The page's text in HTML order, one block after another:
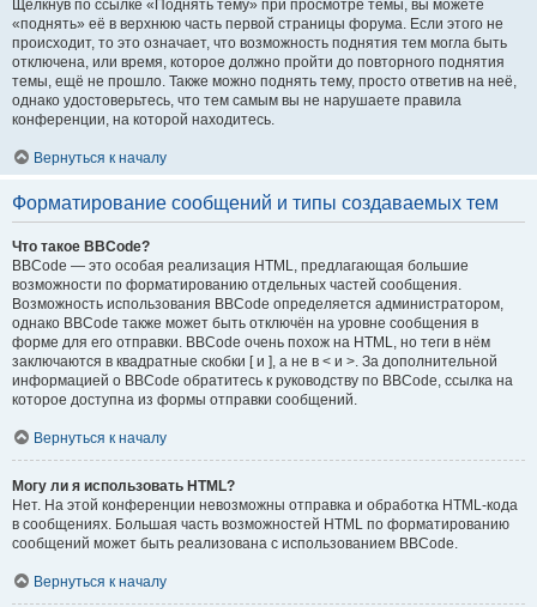
Щёлкнув по ссылке «Поднять тему» при просмотре темы, вы можете
«поднять» её в верхнюю часть первой страницы форума. Если этого не
происходит, то это означает, что возможность поднятия тем могла быть
отключена, или время, которое должно пройти до повторного поднятия
темы, ещё не прошло. Также можно поднять тему, просто ответив на неё,
однако удостоверьтесь, что тем самым вы не нарушаете правила
конференции, на которой находитесь.
Вернуться к началу
Форматирование сообщений и типы создаваемых тем
Что такое BBCode?
BBCode — это особая реализация HTML, предлагающая большие
возможности по форматированию отдельных частей сообщения.
Возможность использования BBCode определяется администратором,
однако BBCode также может быть отключён на уровне сообщения в
форме для его отправки. BBCode очень похож на HTML, но теги в нём
заключаются в квадратные скобки [ и ], а не в < и >. За дополнительной
информацией о BBCode обратитесь к руководству по BBCode, ссылка на
которое доступна из формы отправки сообщений.
Вернуться к началу
Могу ли я использовать HTML?
Нет. На этой конференции невозможны отправка и обработка HTML-кода
в сообщениях. Большая часть возможностей HTML по форматированию
сообщений может быть реализована с использованием BBCode.
Вернуться к началу